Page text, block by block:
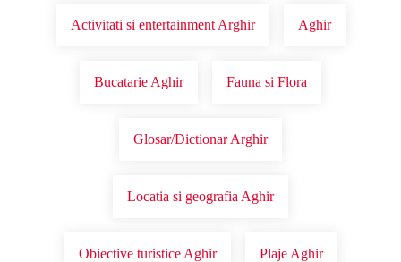
Activitati si entertainment Arghir Aghir
Bucatarie Aghir Fauna si Flora
Glosar/Dictionar Arghir
Locatia si geografia Aghir
Obiective turistice Aghir Plaje Aghir